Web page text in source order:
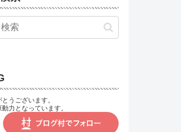
うございます。
力となっています。